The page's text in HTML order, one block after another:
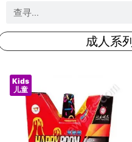
成人系列
Kids
儿童